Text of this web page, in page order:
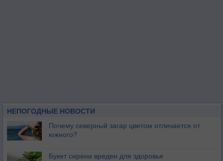
НЕПОГОДНЫЕ НОВОСТИ
Почему северный загар цветом отличается от
южного?
Букет сирени вреден для здоровья